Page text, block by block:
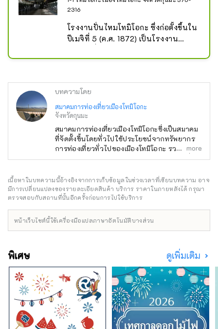
2316
โรงงานปั่นไหมโทมิโอกะ ซึ่งก่อตั้งขึ้นใน
ปีเมจิที่ 5 (ค.ศ. 1872) เป็นโรงงาน
บทบาทสำคัญในการขับเคลื่อนการ
อาคารอิฐแดงต่าง ๆ เช่น อาคารเก็บรัง
ไหมฝั่งตะวันออกและตะวันตก รวมถึง
อาคารปั่นไหม ยังคงได้รับการอนุรักษ์ไว้
จนถึงปัจจุบัน ทำให้ผู้มาเยือนได้สัมผัส
ถึงประวัติศาสตร์ของงานหัตถ
อุตสาหกรรมอย่างใกล้ชิด
ในปี ค.ศ. 2014 โรงงานแห่งนี้ได้รับการ
วัฒนธรรม และเป็นแหล่งท่องเที่ยวยอด
นิยมที่สามารถเดินเที่ยวชมรอบเมือง
อุตสาหกรรมของญี่ปุ่นไปพร้อมกันได้
บทความโดย
สมาคมการท่องเที่ยวเมืองโทมิโอกะ
จังหวัดกุนมะ
สมาคมการท่องเที่ยวเมืองโทมิโอกะซึ่งเป็นสมาคม
ที่จัดตั้งขึ้นโดยทั่วไปใช้ประโยชน์จากทรัพยากร
การท่องเที่ยวทั่วไปของเมืองโทมิโอกะ รวมถึงโรง
ทอผ้าไหมโทมิโอกะและภูเขา จุดมุ่งหมายคือเพื่อ
เศรษฐกิจท้องถิ่นโดย ส่งเสริมการท่องเที่ยวโดย
ส่งเสริมการพัฒนาภูมิภาค
more
เนื้อหาในบทความนี้อ้างอิงจากการเก็บข้อมูลในช่วงเวลาที่เขียนบทความ อาจ
มีการเปลี่ยนแปลงของรายละเอียดสินค้า บริการ ราคาในภายหลังได้ กรุณา
ตรวจสอบกับสถานที่นั้นอีกครั้งก่อนการไปใช้บริการ
หน้าเว็บไซต์นี้ใช้เครื่องมือแปลภาษาอัตโนมัติบางส่วน
พิเศษ ดูเพิ่มเติม